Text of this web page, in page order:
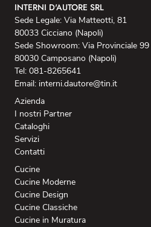
INTERNI D'AUTORE SRL
Sede Legale: Via Matteotti, 81
80033 Cicciano (Napoli)
Sede Showroom: Via Provinciale 99
80030 Camposano (Napoli)
Tel: 081-8265641
Email: interni.dautore@tin.it
Azienda
I nostri Partner
Cataloghi
Servizi
Contatti
Cucine
Cucine Moderne
Cucine Design
Cucine Classiche
Cucine in Muratura